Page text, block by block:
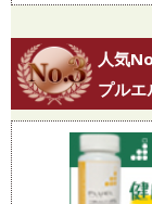
人気
プルエ